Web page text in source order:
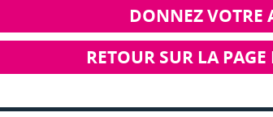
DONNEZ VOTRE
RETOUR SUR LA